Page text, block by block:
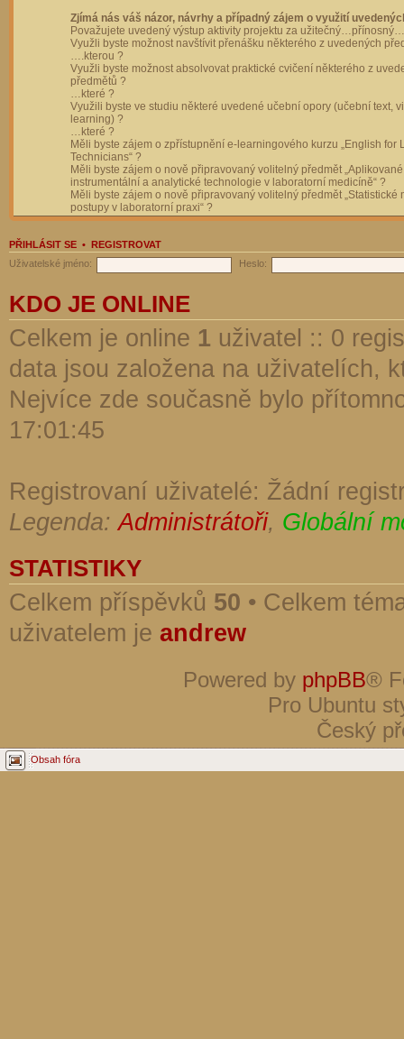
Zjímá nás váš názor, návrhy a případný zájem o využití
Považujete uvedený výstup aktivity projektu za
Využli byste možnost navštívit přenášku některého z uvedených
….kterou ?
Využli byste možnost absolvovat praktické cvičení některého z
předmětů ?
…které ?
Využili byste ve studiu některé uvedené učební opory (učební text,
learning) ?
…které ?
Měli byste zájem o zpřístupnění e-learningového kurzu „English for
Technicians“ ?
Měli byste zájem o nově připravovaný volitelný předmět „Aplikované
instrumentální a analytické technologie v laboratorní medicíně“ ?
Měli byste zájem o nově připravovaný volitelný předmět „Statistické
postupy v laboratorní praxi“ ?
PŘIHLÁSIT SE • REGISTROVAT
Uživatelské jméno:
Heslo:
KDO JE ONLINE
Celkem je online 1 uživatel :: 0
data jsou založena na uživatelích,
Nejvíce zde současně bylo
17:01:45
Registrovaní uživatelé: Žádní
Legenda:Administrátoři, Globální
STATISTIKY
Celkem příspěvků 50 • Celkem
uživatelem je andrew
Powered by phpBB®
Pro Ubuntu
Český
Obsah fóra